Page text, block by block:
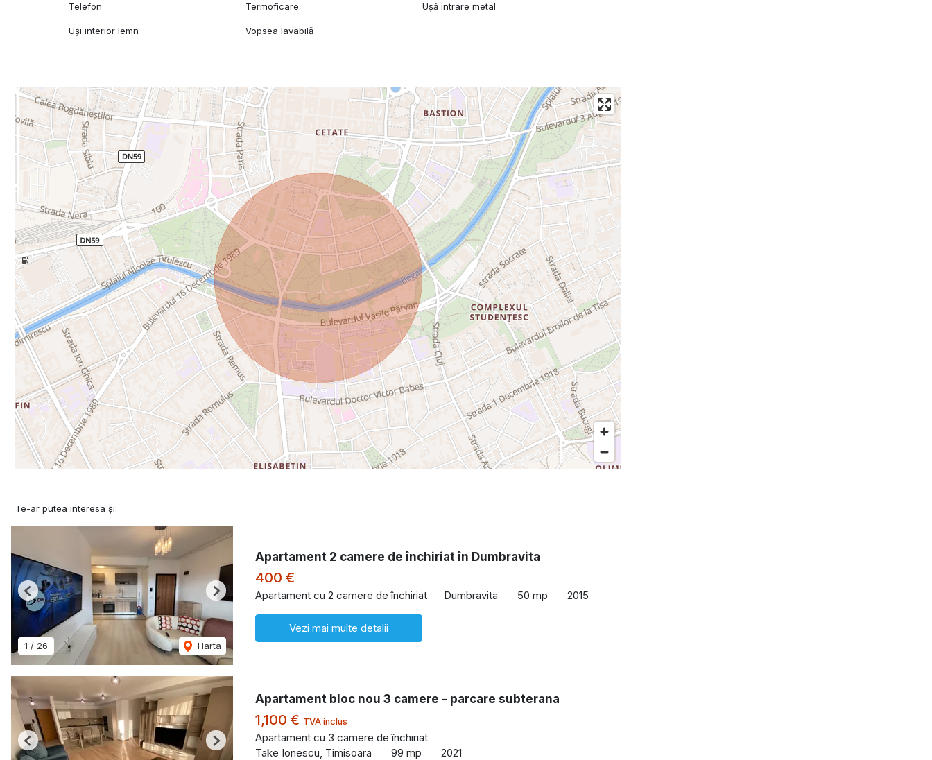
Telefon Termoficare Ușă intrare metal
Uși interior lemn Vopsea lavabilă
Te-ar putea interesa și:
1 / 26 Harta
Previous Next
Apartament 2 camere de închiriat în Dumbravita
400 €
Apartament cu 2 camere de închiriat Dumbravita 50 mp 2015
Vezi mai multe detalii
Previous Next
Apartament bloc nou 3 camere - parcare subterana
1,100 € TVA inclus
Apartament cu 3 camere de închiriat
Take Ionescu, Timisoara
99 mp 2021